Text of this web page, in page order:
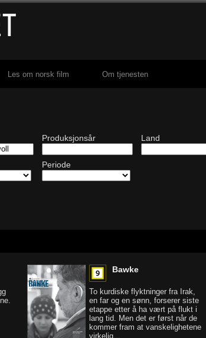
Les om norsk film Om tjenesten
Produksjonsår Land
Periode
Bawke
To kurdiske flyktninger fra Irak,
en far og en sønn, forserer siste
etappe etter å ha vært på flukt i
lang tid. Men det er først når de
kommer fram at vanskelighetene
virkelig...